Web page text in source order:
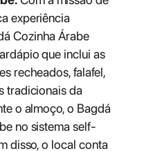
experiência
Cozinha Árabe
que inclui as
recheados, falafel,
tradicionais da
o almoço, o Bagdá
no sistema self-
disso, o local conta